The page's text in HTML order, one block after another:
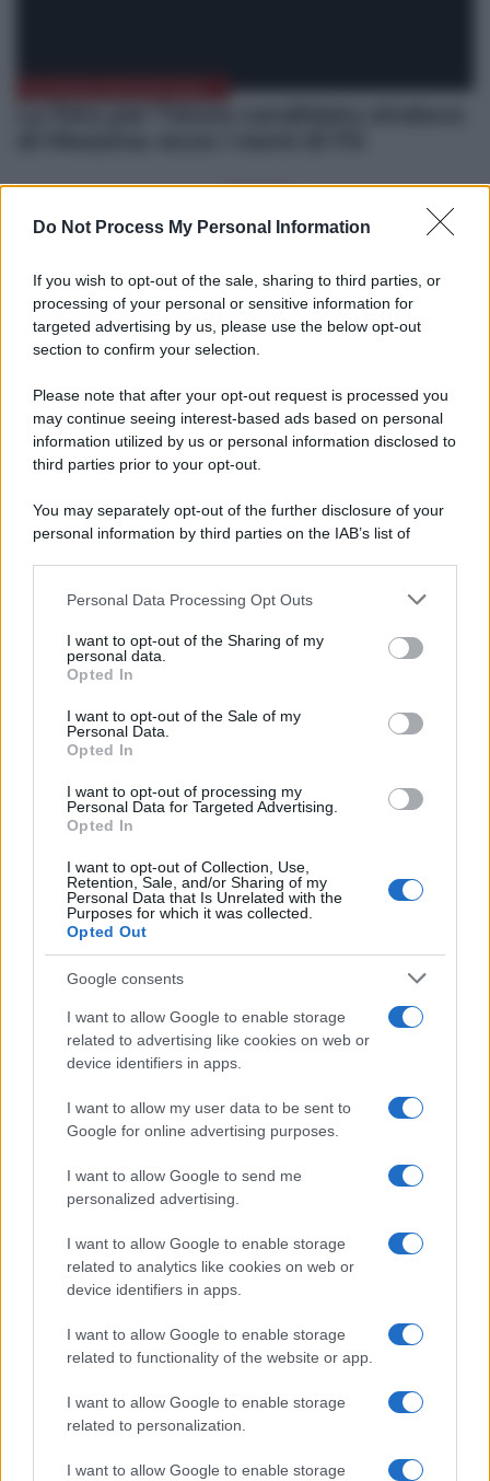
Do Not Process My Personal Information
If you wish to opt-out of the sale, sharing to third parties, or
processing of your personal or sensitive information for
targeted advertising by us, please use the below opt-out
section to confirm your selection.
Please note that after your opt-out request is processed you
may continue seeing interest-based ads based on personal
information utilized by us or personal information disclosed to
third parties prior to your opt-out.
You may separately opt-out of the further disclosure of your
personal information by third parties on the IAB’s list of
This information may also be disclosed by us to third parties
disclose it to other third parties.
Please note that this website/app uses one or more Google
services and may gather and store information including but
not limited to your visit or usage behaviour. You may click to
grant or deny consent to Google and its third-party tags to
consent section.
Personal Data Processing Opt Outs
I want to opt-out of the Sharing of my
personal data.
Opted In
I want to opt-out of the Sale of my
Personal Data.
Opted In
I want to opt-out of processing my
Personal Data for Targeted Advertising.
Opted In
I want to opt-out of Collection, Use,
Retention, Sale, and/or Sharing of my
Personal Data that Is Unrelated with the
Purposes for which it was collected.
Opted Out
Google consents
I want to allow Google to enable storage
related to advertising like cookies on web or
device identifiers in apps.
I want to allow my user data to be sent to
Google for online advertising purposes.
I want to allow Google to send me
personalized advertising.
I want to allow Google to enable storage
related to analytics like cookies on web or
device identifiers in apps.
I want to allow Google to enable storage
related to functionality of the website or app.
I want to allow Google to enable storage
related to personalization.
I want to allow Google to enable storage
Amministrative. Nella
fascia tirrenica al voto 8
e Lipari
Librizzi, il Tar decide: elezioni regolari
LUN, 24/10/2022 - 17:12
Mar, 06/09/2022 - 18:38
all’estero?
Ven, 26/08/2022 - 17:41
tutti i nomi dei candidati a Messina
Messina. 17 giorni dopo il voto, oggi la
proclamazione dei consiglieri
Messina. Oggi è il giorno delle
preferenze, troppi errori hanno
Lun, 27/06/2022 - 13:09
Nel resto d’Italia archiviati anche i
ballottaggi…
Messina, i nuovi presidenti delle
Circoscrizioni
Tempostretto - Quotidiano online delle
Reggio Calabria
Editrice Tempo Stretto S.r.l.
Salita Villa Contino 15 - 98124 - Messina
Privacy Policy
Termini e Condizioni
Contatti e info
info@tempostretto.it